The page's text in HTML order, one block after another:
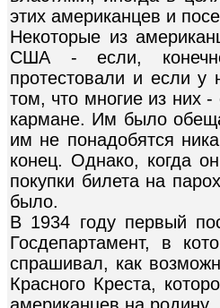
этих американцев и
Некоторые из
США - если,
протестовали и если у
том, что многие из них
кармане. Им было
им не понадобятся
конец. Однако, когда
покупки билета на
было.
В 1934 году первый
Госдепартамент, в
спрашивал, как
Красного Креста,